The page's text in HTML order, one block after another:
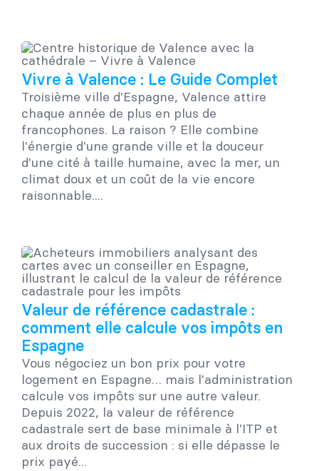
Vivre à Valence : Le Guide Complet
Troisième ville d'Espagne, Valence attire
chaque année de plus en plus de
francophones. La raison ? Elle combine
l'énergie d'une grande ville et la douceur
d'une cité à taille humaine, avec la mer, un
climat doux et un coût de la vie encore
raisonnable....
Valeur de référence cadastrale :
comment elle calcule vos impôts en
Espagne
Vous négociez un bon prix pour votre
logement en Espagne… mais l'administration
calcule vos impôts sur une autre valeur.
Depuis 2022, la valeur de référence
cadastrale sert de base minimale à l'ITP et
aux droits de succession : si elle dépasse le
prix payé...